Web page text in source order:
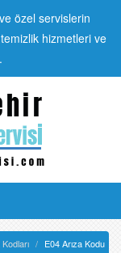
özel servislerin
hizmetleri ve
E04 Arıza Kodu